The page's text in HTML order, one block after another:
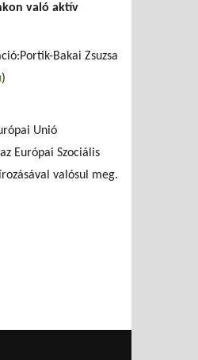
való aktív
Bakai Zsuzsa
)
Unió
Európai Szociális
valósul meg.